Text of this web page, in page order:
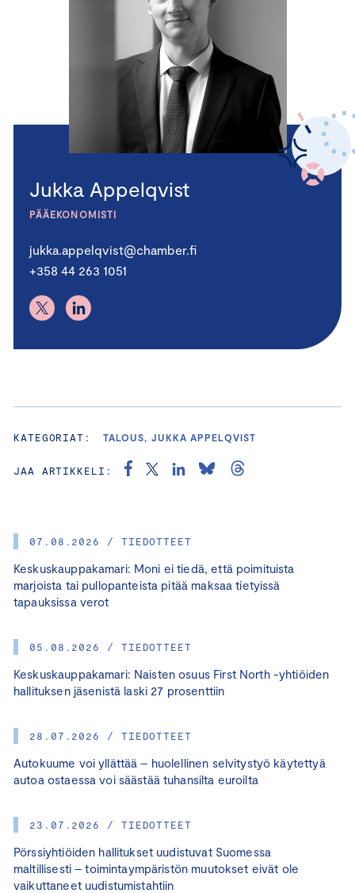
07.08.2026 / TIEDOTTEET
Keskuskauppakamari: Moni ei tiedä, että poimituista
marjoista tai pullopanteista pitää maksaa tietyissä
tapauksissa verot
05.08.2026 / TIEDOTTEET
Keskuskauppakamari: Naisten osuus First North -yhtiöiden
hallituksen jäsenistä laski 27 prosenttiin
28.07.2026 / TIEDOTTEET
Autokuume voi yllättää – huolellinen selvitystyö käytettyä
autoa ostaessa voi säästää tuhansilta euroilta
23.07.2026 / TIEDOTTEET
Pörssiyhtiöiden hallitukset uudistuvat Suomessa
maltillisesti – toimintaympäristön muutokset eivät ole
vaikuttaneet uudistumistahtiin
Jukka Appelqvist
PÄÄEKONOMISTI
jukka.appelqvist@chamber.fi
+358 44 263 1051
KATEGORIAT: TALOUS, JUKKA APPELQVIST
JAA ARTIKKELI: